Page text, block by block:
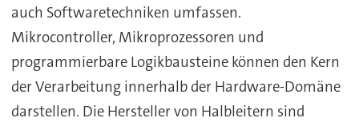
auch Softwaretechniken umfassen.
Mikrocontroller, Mikroprozessoren und
programmierbare Logikbausteine können den Kern
der Verarbeitung innerhalb der Hardware-Domäne
darstellen. Die Hersteller von Halbleitern sind